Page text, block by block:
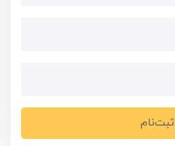
ثبت‌نام